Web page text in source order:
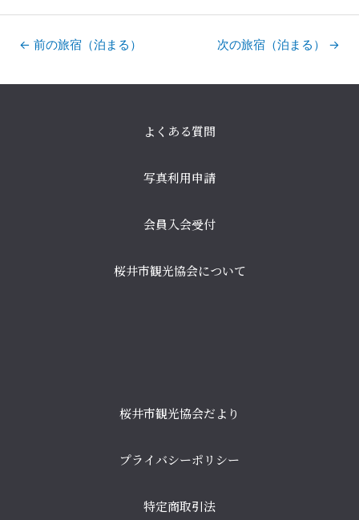
← 前の旅宿（泊まる） 次の旅宿（泊まる） →
よくある質問
写真利用申請
会員入会受付
桜井市観光協会について
桜井市観光協会だより
プライバシーポリシー
特定商取引法